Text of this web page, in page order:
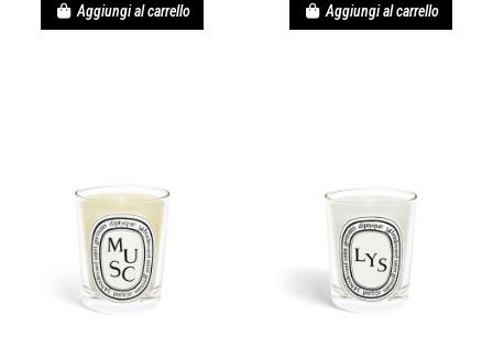
Aggiungi al carrello Aggiungi al carrello